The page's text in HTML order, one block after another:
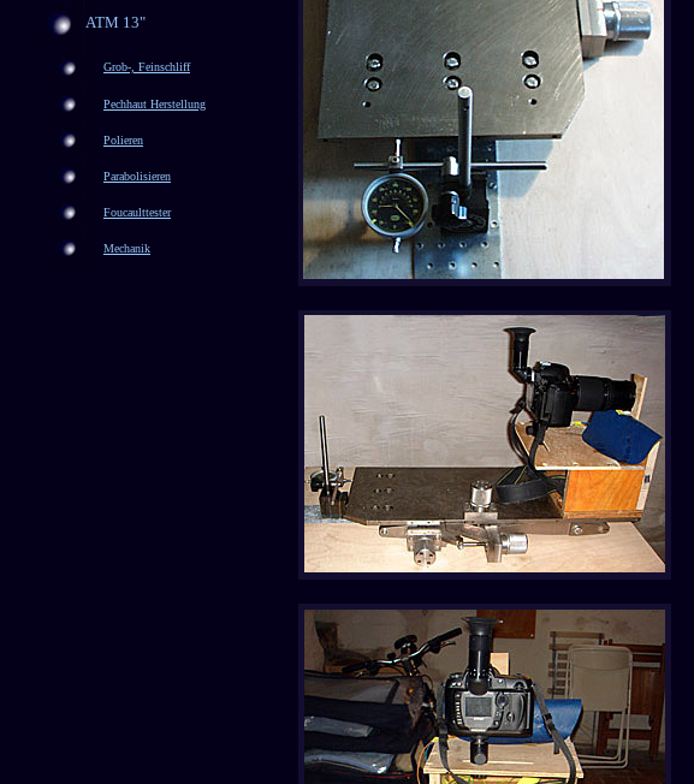
ATM 13"
Grob-, Feinschliff
Pechhaut Herstellung
Polieren
Parabolisieren
Foucaulttester
Mechanik